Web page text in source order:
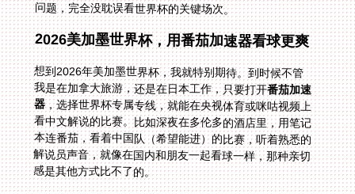
问题，完全没耽误看世界杯的关键场次。
2026美加墨世界杯，用番茄加速器看球更爽
想到2026年美加墨世界杯，我就特别期待。到时候不管
我是在加拿大旅游，还是在日本工作，只要打开番茄加速
器，选择世界杯专属专线，就能在央视体育或咪咕视频上
看中文解说的比赛。比如深夜在多伦多的酒店里，用笔记
本连番茄，看着中国队（希望能进）的比赛，听着熟悉的
解说员声音，就像在国内和朋友一起看球一样，那种亲切
感是其他方式比不了的。